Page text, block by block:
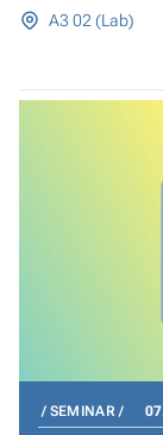
A3 02 (Lab)
SEMINAR